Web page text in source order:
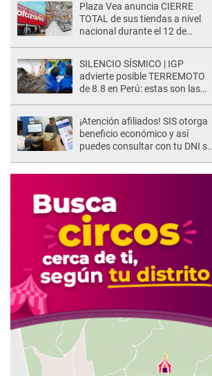
Naldy Saldaña
Plaza Vea anuncia CIERRE
TOTAL de sus tiendas a nivel
nacional durante el 12 de
SILENCIO SÍSMICO | IGP
advierte posible TERREMOTO
de 8.8 en Perú: estas son las
¡Atención afiliados! SIS otorga
beneficio económico y así
puedes consultar con tu DNI si